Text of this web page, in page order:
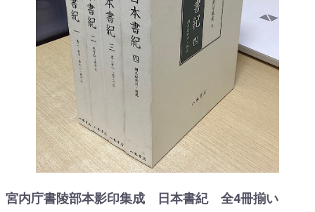
宮内庁書陵部本影印集成 日本書紀 全4冊揃い